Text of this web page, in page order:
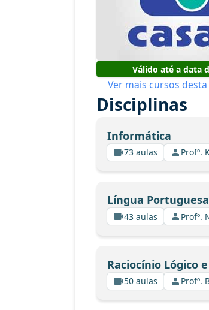
Válido até a data
Ver mais cursos
Disciplinas
Informática
73 aulas Profº.
Língua Portuguesa
43 aulas Profº.
Raciocínio Lógico
50 aulas Profº.